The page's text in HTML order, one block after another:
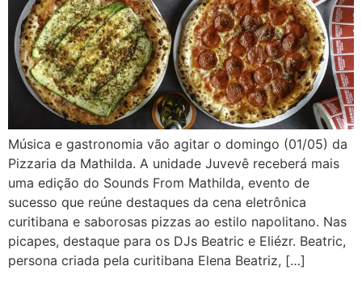
Música e gastronomia vão agitar o domingo (01/05) da
Pizzaria da Mathilda. A unidade Juvevê receberá mais
uma edição do Sounds From Mathilda, evento de
sucesso que reúne destaques da cena eletrônica
curitibana e saborosas pizzas ao estilo napolitano. Nas
picapes, destaque para os DJs Beatric e Eliézr. Beatric,
persona criada pela curitibana Elena Beatriz, […]